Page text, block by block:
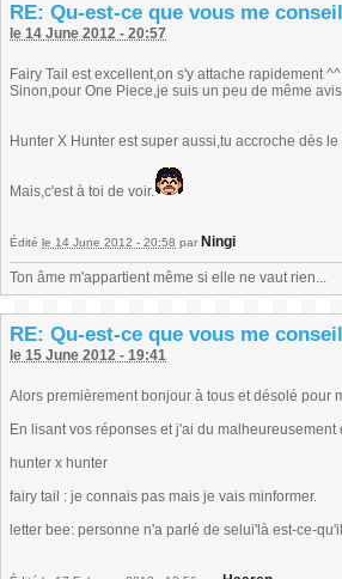
RE: Qu-est-ce que vous me
le 14 June 2012 - 20:57
Fairy Tail est excellent,on s'y attache rapidement ^^
Sinon,pour One Piece,je suis un peu de même
Hunter X Hunter est super aussi,tu accroche dès
Mais,c'est à toi de voir.
Édité le 14 June 2012 - 20:58 par Ningi
Ton âme m'appartient même si elle ne vaut rien...
RE: Qu-est-ce que vous me
le 15 June 2012 - 19:41
Alors premièrement bonjour à tous et désolé pour
En lisant vos réponses et j'ai du
hunter x hunter
fairy tail : je connais pas mais je vais minformer.
letter bee: personne n'a parlé de selui'là est-ce-